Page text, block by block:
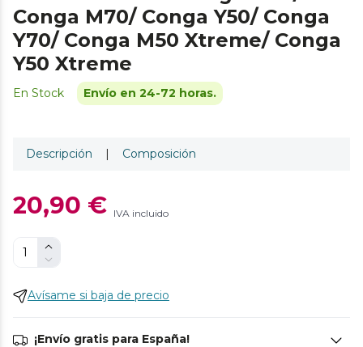
Conga M70/ Conga Y50/ Conga
Y70/ Conga M50 Xtreme/ Conga
Y50 Xtreme
En Stock Envío en 24-72 horas.
Descripción | Composición
20,90 € IVA incluido
Avísame si baja de precio
¡Envío gratis para España!